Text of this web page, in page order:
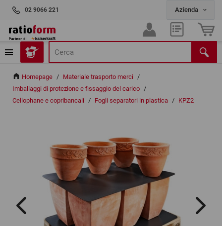
02 9066 221
Homepage / Materiale trasporto merci /
Imballaggi di protezione e fissaggio del carico /
Cellophane e copribancali / Fogli separatori in plastica / KPZ2